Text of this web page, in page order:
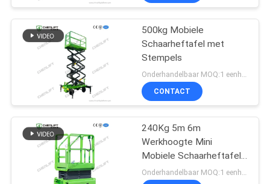
500kg Mobiele
Schaarheftafel met
Stempels
CONTACT
240Kg 5m 6m
Werkhoogte Mini
Mobiele Schaarheftafel
Met Uitbreidingsplatform